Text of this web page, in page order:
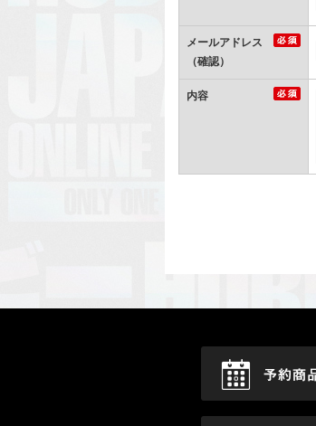
メールアドレス
（確認）
内容